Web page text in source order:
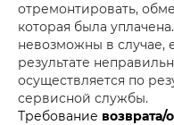
отремонтировать,
которая была
невозможны в случае,
результате
осуществляется по
сервисной службы.
Требование возврата/